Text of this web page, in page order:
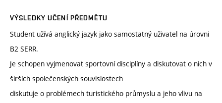
VÝSLEDKY UČENÍ PŘEDMĚTU
Student užívá anglický jazyk jako samostatný uživatel na úrovni
B2 SERR.
Je schopen vyjmenovat sportovní disciplíny a diskutovat o nich v
širších společenských souvislostech
diskutuje o problémech turistického průmyslu a jeho vlivu na